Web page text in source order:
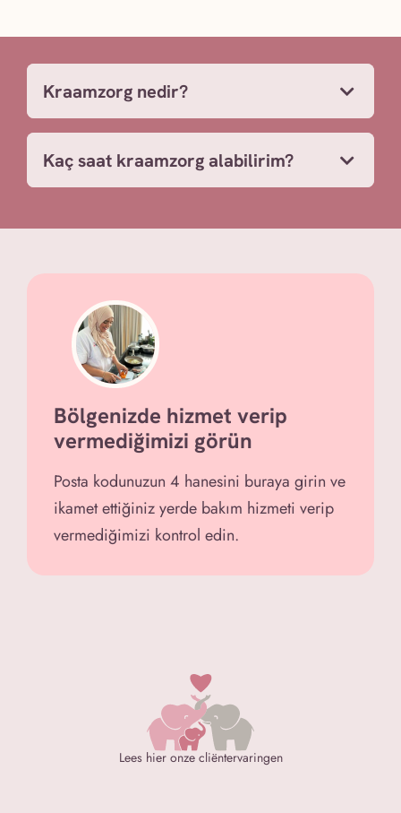
Kraamzorg nedir?
Kaç saat kraamzorg alabilirim?
Bölgenizde hizmet verip
vermediğimizi görün
Posta kodunuzun 4 hanesini buraya girin ve
ikamet ettiğiniz yerde bakım hizmeti verip
vermediğimizi kontrol edin.
Lees hier onze cliëntervaringen